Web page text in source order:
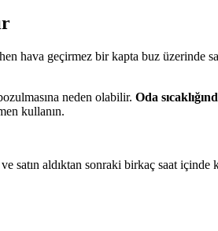
hava geçirmez bir kapta buz üzerinde
neden olabilir. Oda
kullanın.
satın aldıktan sonraki birkaç saat